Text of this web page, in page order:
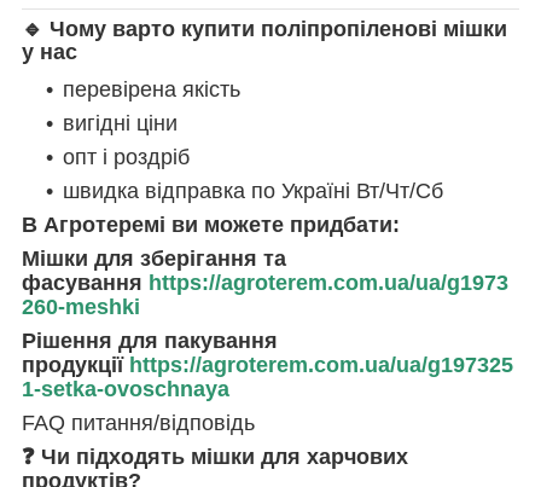
🔹 Чому варто купити поліпропіленові мішки
у нас
перевірена якість
вигідні ціни
опт і роздріб
швидка відправка по Україні Вт/Чт/Сб
В Агротеремі ви можете придбати:
Мішки для зберігання та
фасування https://agroterem.com.ua/ua/g1973
260-meshki
Рішення для пакування
продукції https://agroterem.com.ua/ua/g197325
1-setka-ovoschnaya
FAQ питання/відповідь
❓ Чи підходять мішки для харчових
продуктів?